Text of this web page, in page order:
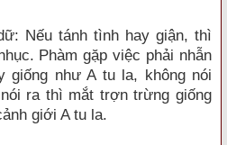
Nếu tánh tình hay giận, thì
Phàm gặp việc phải nhẫn
giống như A tu la, không nói
ra thì mắt trợn trừng giống
giới A tu la.